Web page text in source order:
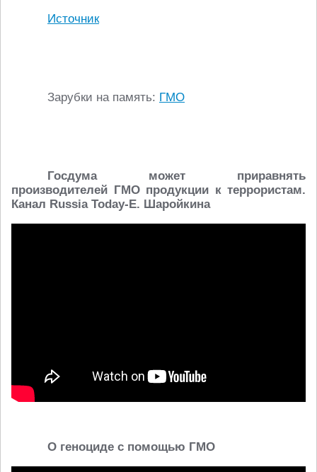
Источник
Зарубки на память: ГМО
Госдума может приравнять
производителей ГМО продукции к террористам.
Канал Russia Today-Е. Шаройкина
О геноциде с помощью ГМО